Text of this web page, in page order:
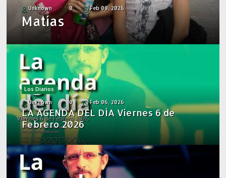
Unknown 0 Feb 09, 2026
Matías
Los Diarios
Unknown 0 Feb 06, 2026
LA AGENDA DEL DÍA Viernes 6 de
Febrero 2026